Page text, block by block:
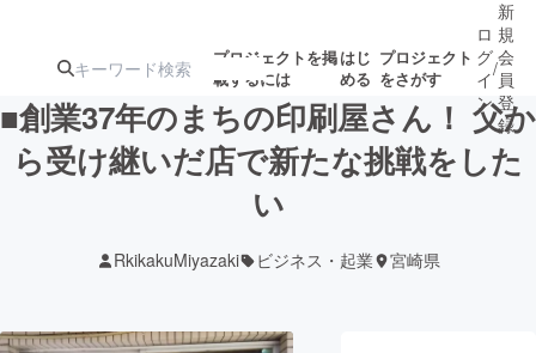
プロジェクトを掲
載するには
はじ
める
プロジェクト
をさがす
注目の新着プロ
ロ
グ
イ
ン
/
新
規
会
員
登
録
■創業37年のまちの印刷屋さん！ 父か
ら受け継いだ店で新たな挑戦をした
い
RkikakuMiyazaki ビジネス・起業 宮崎県